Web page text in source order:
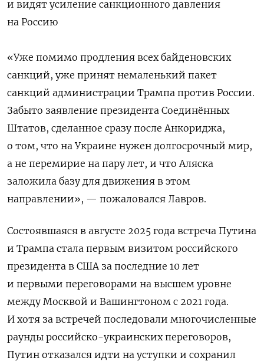
и видят усиление санкционного давления
на Россию
«Уже помимо продления всех байденовских
санкций, уже принят немаленький пакет
санкций администрации Трампа против России.
Забыто заявление президента Соединённых
Штатов, сделанное сразу после Анкориджа,
о том, что на Украине нужен долгосрочный мир,
а не перемирие на пару лет, и что Аляска
заложила базу для движения в этом
направлении», — пожаловался Лавров.
Состоявшаяся в августе 2025 года встреча Путина
и Трампа стала первым визитом российского
президента в США за последние 10 лет
и первыми переговорами на высшем уровне
между Москвой и Вашингтоном с 2021 года.
И хотя за встречей последовали многочисленные
раунды российско-украинских переговоров,
Путин отказался идти на уступки и сохранил